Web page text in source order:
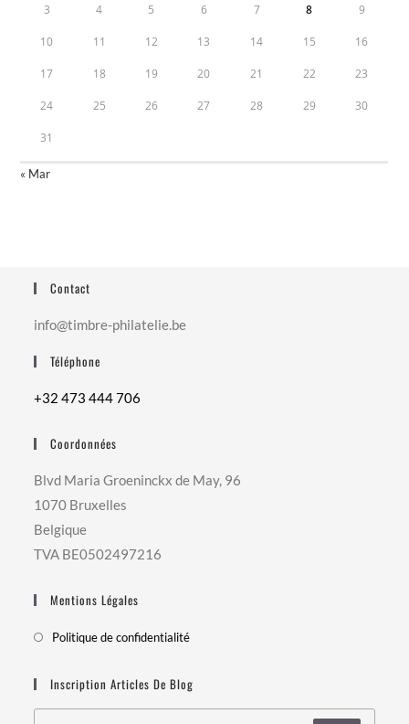
3 4 5 6 7 8 9
10 11 12 13 14 15 16
17 18 19 20 21 22 23
24 25 26 27 28 29 30
31
« Mar
Contact
info@timbre-philatelie.be
Téléphone
+32 473 444 706
Coordonnées
Blvd Maria Groeninckx de May, 96
1070 Bruxelles
Belgique
TVA BE0502497216
Mentions Légales
Politique de confidentialité
Inscription Articles De Blog